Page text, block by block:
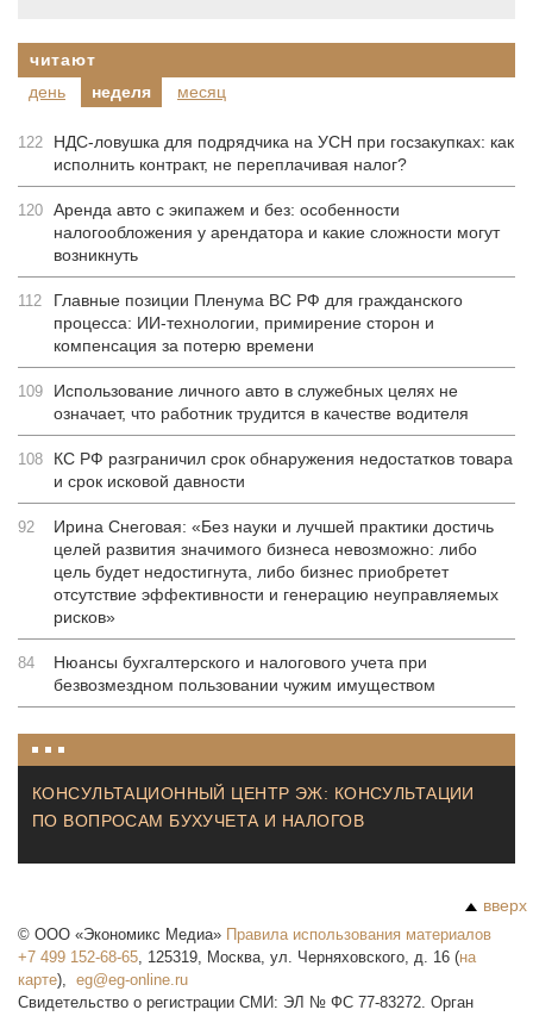
читают
день
неделя месяц
122
НДС-ловушка для подрядчика на УСН при госзакупках: как
исполнить контракт, не переплачивая налог?
120 Аренда авто с экипажем и без: особенности
налогообложения у арендатора и какие сложности могут
возникнуть
112
Главные позиции Пленума ВС РФ для гражданского
процесса: ИИ-технологии, примирение сторон и
компенсация за потерю времени
109
Использование личного авто в служебных целях не
означает, что работник трудится в качестве водителя
108
КС РФ разграничил срок обнаружения недостатков товара
и срок исковой давности
92
Ирина Снеговая: «Без науки и лучшей практики достичь
целей развития значимого бизнеса невозможно: либо
цель будет недостигнута, либо бизнес приобретет
отсутствие эффективности и генерацию неуправляемых
рисков»
84
Нюансы бухгалтерского и налогового учета при
безвозмездном пользовании чужим имуществом
КОНСУЛЬТАЦИОННЫЙ ЦЕНТР ЭЖ: КОНСУЛЬТАЦИИ
ПО ВОПРОСАМ БУХУЧЕТА И НАЛОГОВ
вверх
© ООО «Экономикс Медиа» Правила использования материалов
+7 499 152-68-65, 125319, Москва, ул. Черняховского, д. 16 (на
карте),
Свидетельство о регистрации СМИ: ЭЛ № ФС 77-83272. Орган